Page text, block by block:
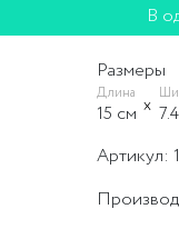
В
Размеры
Длина
15 cм
Артикул: